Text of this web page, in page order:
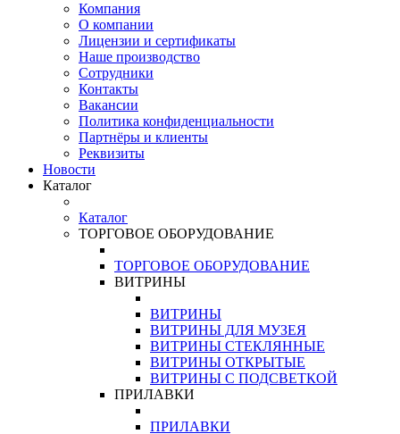
Компания
О компании
Лицензии и сертификаты
Наше производство
Сотрудники
Контакты
Вакансии
Политика конфиденциальности
Партнёры и клиенты
Реквизиты
Новости
Каталог
Каталог
ТОРГОВОЕ ОБОРУДОВАНИЕ
ТОРГОВОЕ ОБОРУДОВАНИЕ
ВИТРИНЫ
ВИТРИНЫ
ВИТРИНЫ ДЛЯ МУЗЕЯ
ВИТРИНЫ СТЕКЛЯННЫЕ
ВИТРИНЫ ОТКРЫТЫЕ
ВИТРИНЫ С ПОДСВЕТКОЙ
ПРИЛАВКИ
ПРИЛАВКИ